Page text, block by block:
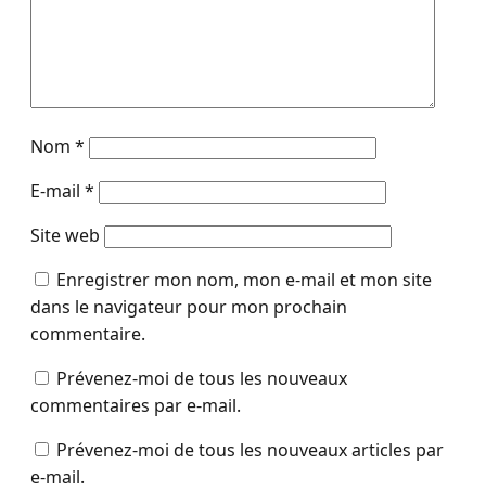
Nom *
E-mail *
Site web
Enregistrer mon nom, mon e-mail et mon site
dans le navigateur pour mon prochain
commentaire.
Prévenez-moi de tous les nouveaux
commentaires par e-mail.
Prévenez-moi de tous les nouveaux articles par
e-mail.